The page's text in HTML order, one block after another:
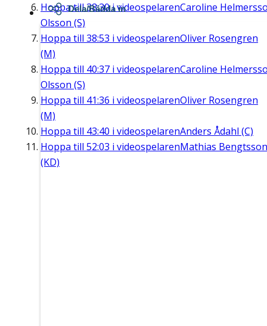
Hoppa till38:30i videospelarenCaroline
Olsson (S)
Hoppa till 38:53 i videospelarenOliver Rosengren
(M)
Hoppa till 40:37 i videospelarenCaroline
Olsson (S)
Hoppa till 41:36 i videospelarenOliver Rosengren
(M)
Hoppa till 43:40 i videospelarenAnders Ådahl (C)
Hoppa till 52:03 i videospelarenMathias Bengtsson
(KD)
Dela/Bädda in